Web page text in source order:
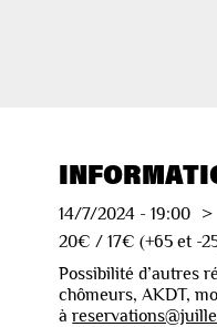
14/7/2024 -19:00 >
20€ / 17€ (+65 et -
Possibilité d’autres
chômeurs, AKDT,
à